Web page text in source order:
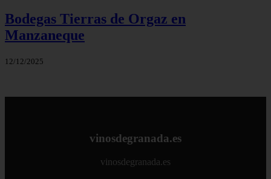
Bodegas Tierras de Orgaz en
Manzaneque
12/12/2025
vinosdegranada.es
vinosdegranada.es